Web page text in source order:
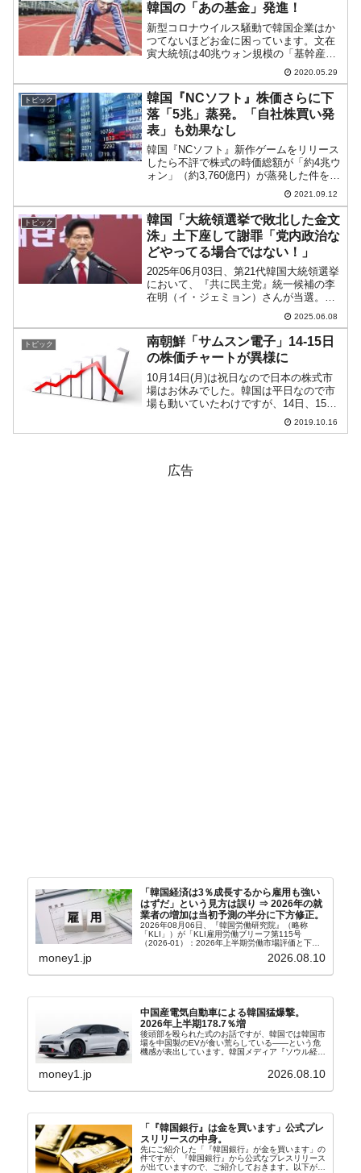
韓国の「あの基金」発進！
新型コロナウイルス騒動で韓国企業はか
つてないほどお金に困っています。文在
寅大統領は40兆ウォン規模の「基幹産業
安定基金」なるものを設立し、韓国の基
幹産業を支援すると宣言しました。↑「基
幹産業安定基金」発足を伝える韓国メデ
ィア『NEWS1』の...
2020.05.29
トピック
韓国『NCソフト』株価さらに下
落「5兆」蒸発。「自社株買い発
表」も効果なし
韓国『NCソフト』新作ゲームをリリース
したら不評で株式の時価総額が「約4兆ウ
ォン」（約3,760億円）が蒸発した件をご
紹介しました。それが以降も株価下落が
止まりませんでした。以下をご覧くださ
い（チャートは『Investing.com』より
引...
2021.09.12
トピック
韓国「大統領選挙で敗北した金文
洙」土下座して謝罪「党内政治な
どやってる場合ではない！」
2025年06月03日、第21代韓国大統領選挙
において、『共に民主党』統一候補の李
在明（イ・ジェミョン）さんが当選。保
守寄りの『国民の力』統一候補である金
文洙（キム・ムンス）さんは敗れまし
た。↑解散式の壇上で敗北したことについ
て土下座するッ...
2025.06.08
トピック
南朝鮮「サムスン電子」14-15日
の株価チャートが異様に
10月14日(月)は祝日なので日本の株式市
場はお休みでした。韓国は平日なので市
場も動いていたわけですが、14日、15日
と韓国を代表する企業であるサムスン電
子(KRX: 005930)の株価チャートが以下の
2019.10.16
広告
「韓国経済は3％成長するから雇用も強い
はずだ」という見方は誤り ⇒ 2026年の就
業者の増加は当初予測の半分に下方修正。
2026年08月06日、『韓国労働研究院』（略称
「KLI」）が「KLI雇用労働ブリーフ第115号
（2026-01）：2026年上半期労働市場評価と下半
度もご紹介していますが、政府が何よりも大...
money1.jp 2026.08.10
中国産電気自動車による韓国猛爆撃。
2026年上半期178.7％増
後頭部を殴られた式のお話ですが、韓国では韓国市
場を中国製のEVが食い荒らしている――という危
機感が表出しています。韓国メディア『ソウル経
ルは「中国EVの大攻勢…東風もプジョーと手を組
money1.jp 2026.08.10
「『韓国銀行』は金を買います」公式プレ
スリリースの中身。
先にご紹介した「『韓国銀行』が金を買います」の
件ですが、『韓国銀行』から公式なプレスリリース
が出ていますので、ご紹介しておきます。以下が全